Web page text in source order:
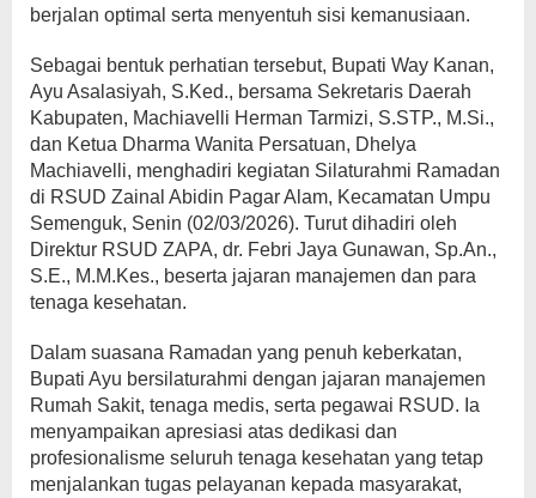
berjalan optimal serta menyentuh sisi kemanusiaan.
Sebagai bentuk perhatian tersebut, Bupati Way Kanan,
Ayu Asalasiyah, S.Ked., bersama Sekretaris Daerah
Kabupaten, Machiavelli Herman Tarmizi, S.STP., M.Si.,
dan Ketua Dharma Wanita Persatuan, Dhelya
Machiavelli, menghadiri kegiatan Silaturahmi Ramadan
di RSUD Zainal Abidin Pagar Alam, Kecamatan Umpu
Semenguk, Senin (02/03/2026). Turut dihadiri oleh
Direktur RSUD ZAPA, dr. Febri Jaya Gunawan, Sp.An.,
S.E., M.M.Kes., beserta jajaran manajemen dan para
tenaga kesehatan.
Dalam suasana Ramadan yang penuh keberkatan,
Bupati Ayu bersilaturahmi dengan jajaran manajemen
Rumah Sakit, tenaga medis, serta pegawai RSUD. Ia
menyampaikan apresiasi atas dedikasi dan
profesionalisme seluruh tenaga kesehatan yang tetap
menjalankan tugas pelayanan kepada masyarakat,